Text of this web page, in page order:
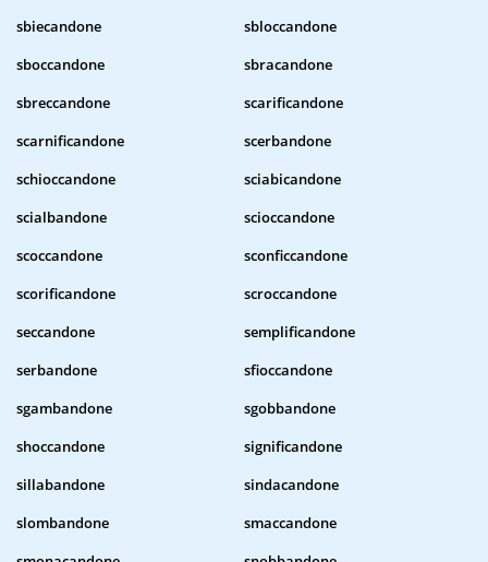
sbiecandone
sbloccandone
sboccandone
sbracandone
sbreccandone
scarificandone
scarnificandone
scerbandone
schioccandone
sciabicandone
scialbandone
scioccandone
scoccandone
sconficcandone
scorificandone
scroccandone
seccandone
semplificandone
serbandone
sfioccandone
sgambandone
sgobbandone
shoccandone
significandone
sillabandone
sindacandone
slombandone
smaccandone